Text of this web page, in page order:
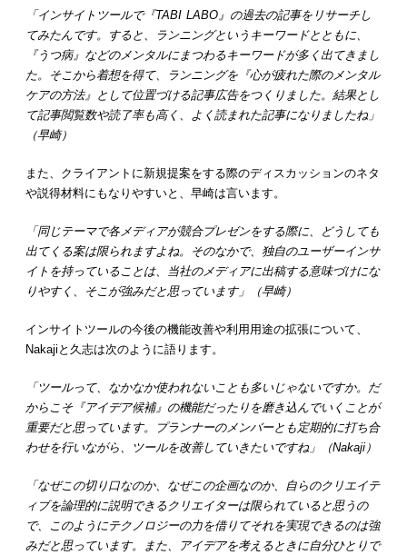
「インサイトツールで『TABI LABO』の過去の記事をリサーチし
てみたんです。すると、ランニングというキーワードとともに、
『うつ病』などのメンタルにまつわるキーワードが多く出てきまし
た。そこから着想を得て、ランニングを『心が疲れた際のメンタル
ケアの方法』として位置づける記事広告をつくりました。結果とし
て記事閲覧数や読了率も高く、よく読まれた記事になりましたね」
（早崎）
また、クライアントに新規提案をする際のディスカッションのネタ
や説得材料にもなりやすいと、早崎は言います。
「同じテーマで各メディアが競合プレゼンをする際に、どうしても
出てくる案は限られますよね。そのなかで、独自のユーザーインサ
イトを持っていることは、当社のメディアに出稿する意味づけにな
りやすく、そこが強みだと思っています」（早崎）
インサイトツールの今後の機能改善や利用用途の拡張について、
Nakajiと久志は次のように語ります。
「ツールって、なかなか使われないことも多いじゃないですか。だ
からこそ『アイデア候補』の機能だったりを磨き込んでいくことが
重要だと思っています。プランナーのメンバーとも定期的に打ち合
わせを行いながら、ツールを改善していきたいですね」（Nakaji）
「なぜこの切り口なのか、なぜこの企画なのか、自らのクリエイテ
ィブを論理的に説明できるクリエイターは限られていると思うの
で、このようにテクノロジーの力を借りてそれを実現できるのは強
みだと思っています。また、アイデアを考えるときに自分ひとりで